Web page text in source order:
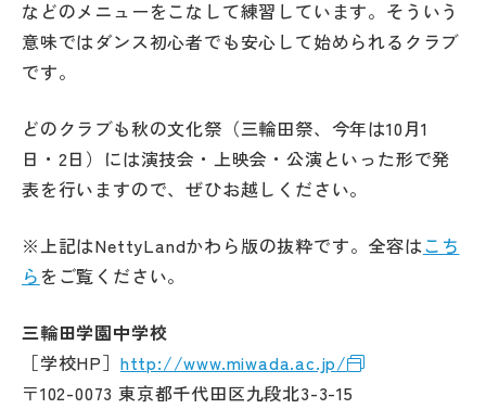
などのメニューをこなして練習しています。そういう
意味ではダンス初心者でも安心して始められるクラブ
です。
どのクラブも秋の文化祭（三輪田祭、今年は10月1
日・2日）には演技会・上映会・公演といった形で発
表を行いますので、ぜひお越しください。
※上記はNettyLandかわら版の抜粋です。全容はこち
ら をご覧ください。
三輪田学園中学校
［学校HP］ http://www.miwada.ac.jp/
〒102-0073 東京都千代田区九段北3-3-15